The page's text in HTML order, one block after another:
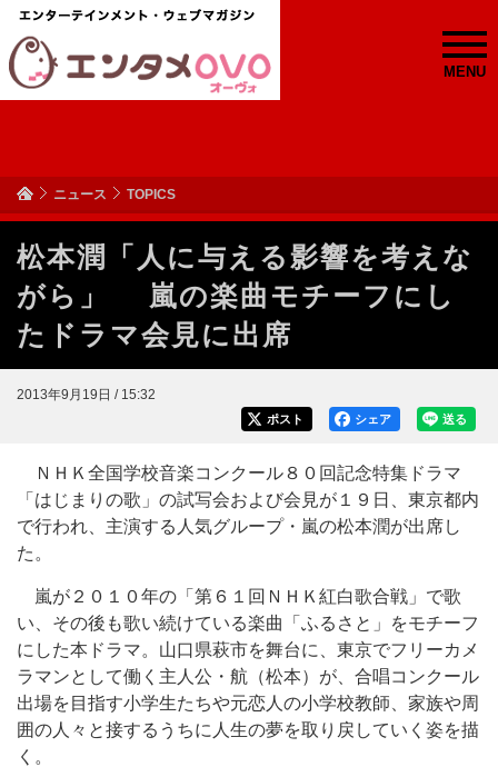
MENU
ニュース TOPICS
松本潤「人に与える影響を考えな
がら」 嵐の楽曲モチーフにし
たドラマ会見に出席
2013年9月19日 / 15:32
送る
シェア
ポスト
ＮＨＫ全国学校音楽コンクール８０回記念特集ドラマ
「はじまりの歌」の試写会および会見が１９日、東京都内
で行われ、主演する人気グループ・嵐の松本潤が出席し
た。
嵐が２０１０年の「第６１回ＮＨＫ紅白歌合戦」で歌
い、その後も歌い続けている楽曲「ふるさと」をモチーフ
にした本ドラマ。山口県萩市を舞台に、東京でフリーカメ
ラマンとして働く主人公・航（松本）が、合唱コンクール
出場を目指す小学生たちや元恋人の小学校教師、家族や周
囲の人々と接するうちに人生の夢を取り戻していく姿を描
く。